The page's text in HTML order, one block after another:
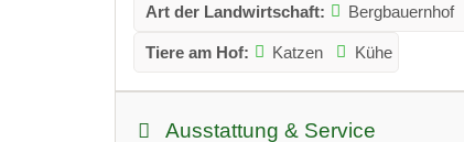
Art der Landwirtschaft: Bergbauernhof
Tiere am Hof: Katzen Kühe
Ausstattung & Service